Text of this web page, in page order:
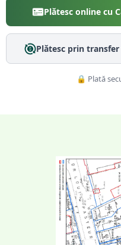
Plătesc online cu
Plătesc prin transfer
🔒 Plată